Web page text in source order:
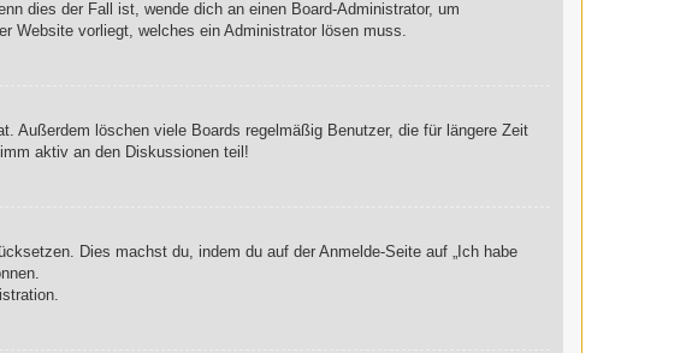
dies der Fall ist, wende dich an einen Board-Administrator, um
Website vorliegt, welches ein Administrator lösen muss.
Außerdem löschen viele Boards regelmäßig Benutzer, die für längere Zeit
aktiv an den Diskussionen teil!
Dies machst du, indem du auf der Anmelde-Seite auf „Ich habe